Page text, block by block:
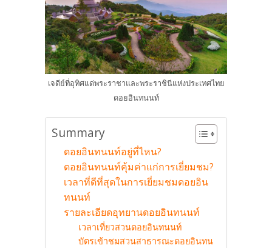
เจดีย์ที่อุทิศแด่พระราชาและพระราชินีแห่งประเทศไทย
ดอยอินทนนท์
Summary
ดอยอินทนนท์อยู่ที่ไหน?
ดอยอินทนนท์คุ้มค่าแก่การเยี่ยมชม?
เวลาที่ดีที่สุดในการเยี่ยมชมดอยอิน
ทนนท์
รายละเอียดอุทยานดอยอินทนนท์
เวลาเที่ยวสวนดอยอินทนนท์
บัตรเข้าชมสวนสาธารณะดอยอินทน